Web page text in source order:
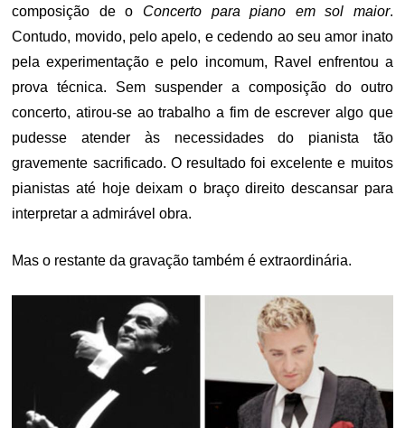
composição de o Concerto para piano em sol maior.
Contudo, movido, pelo apelo, e cedendo ao seu amor inato
pela experimentação e pelo incomum, Ravel enfrentou a
prova técnica. Sem suspender a composição do outro
concerto, atirou-se ao trabalho a fim de escrever algo que
pudesse atender às necessidades do pianista tão
gravemente sacrificado. O resultado foi excelente e muitos
pianistas até hoje deixam o braço direito descansar para
interpretar a admirável obra.
Mas o restante da gravação também é extraordinária.